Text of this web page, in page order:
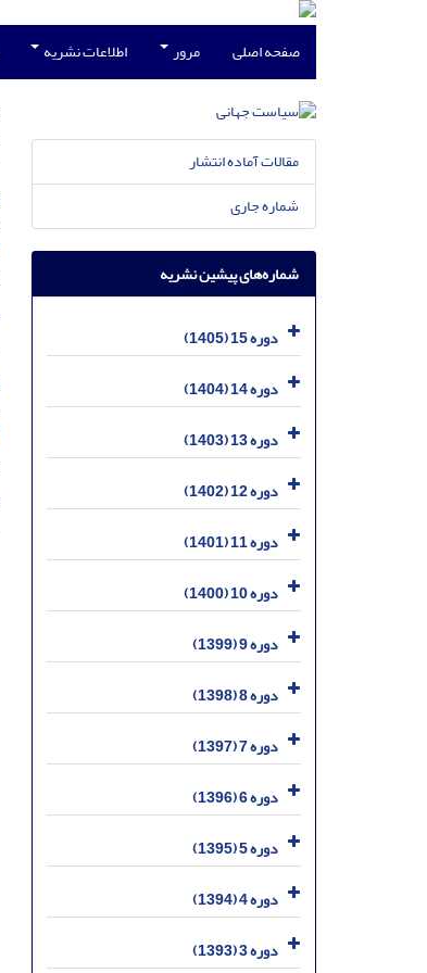
صفحه اصلی مرور اطلاعات نشریه
مقالات آماده انتشار
شماره جاری
شماره‌های پیشین نشریه
دوره 15 (1405)
دوره 14 (1404)
دوره 13 (1403)
دوره 12 (1402)
دوره 11 (1401)
دوره 10 (1400)
دوره 9 (1399)
دوره 8 (1398)
دوره 7 (1397)
دوره 6 (1396)
دوره 5 (1395)
دوره 4 (1394)
دوره 3 (1393)